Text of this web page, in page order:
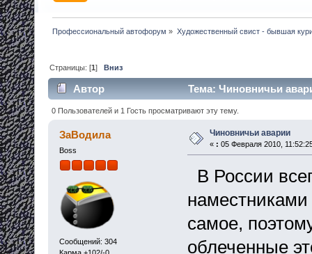
Профессиональный автофорум » Художественный свист - бывшая
Страницы: [1]Вниз
Автор Тема: Чиновничьи
0 Пользователей и 1 Гость просматривают эту тему.
ЗаВодила
Boss
Сообщений: 304
Чиновничьи аварии
« : 05 Февраля 2010,
В России
самое,
облеченные